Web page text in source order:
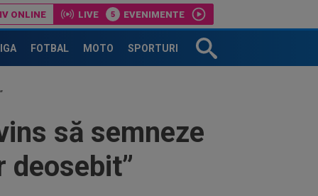
ONLINE LIVE EVENIMENTE
FOTBAL MOTO SPORTURI
să semneze
deosebit”